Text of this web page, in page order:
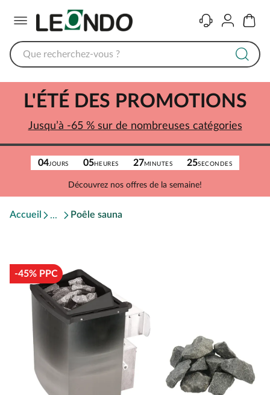
ContactComptePanier
04JOURS 05HEURES 27MINUTES 25SECONDES
Découvrez nos offres de la semaine!
L'ÉTÉ DES PROMOTIONS
Jusqu’à -65 % sur de nombreuses catégories
Accueil Poêle sauna
-45% PPC